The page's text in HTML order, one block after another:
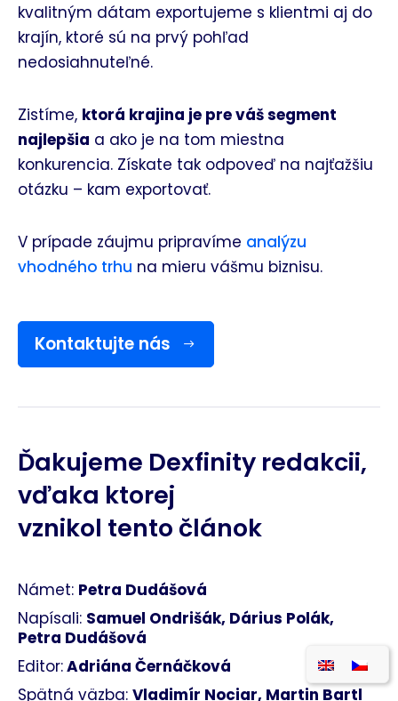
kvalitným dátam exportujeme s klientmi aj do
krajín, ktoré sú na prvý pohľad
nedosiahnuteľné.
Zistíme, ktorá krajina je pre váš segment
najlepšia a ako je na tom miestna
konkurencia. Získate tak odpoveď na najťažšiu
otázku – kam exportovať.
V prípade záujmu pripravíme analýzu
vhodného trhu na mieru vášmu biznisu.
Kontaktujte nás
Ďakujeme Dexfinity redakcii,
vďaka ktorej
vznikol tento článok
Námet: Petra Dudášová
Napísali: Samuel Ondrišák, Dárius Polák,
Petra Dudášová
Editor:Adriána Černáčková
Spätná väzba: Vladimír Nociar, Martin Bartl